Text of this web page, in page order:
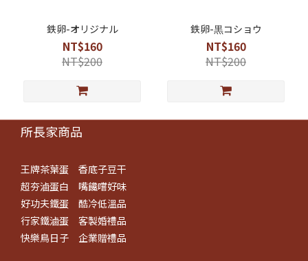
鉄卵-オリジナル
NT$160
NT$200
鉄卵-黒コショウ
NT$160
NT$200
所長家商品
王牌茶葉蛋
香底子豆干
超夯滷蛋白
嘴饞嚐好味
好功夫鐵蛋
酷冷低溫品
行家鐵滷蛋
客製婚禮品
快樂鳥日子
企業贈禮品